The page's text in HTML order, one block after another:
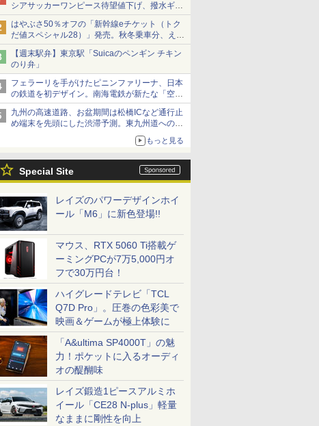
シアサッカーワンピース待望値下げ、撥水ギア
ショーツは1990円に
はやぶさ50％オフの「新幹線eチケット（トク
だ値スペシャル28）」発売。秋冬乗車分、えき
ねっと限定
【週末駅弁】東京駅「Suicaのペンギン チキン
のり弁」
フェラーリを手がけたピニンファリーナ、日本
の鉄道を初デザイン。南海電鉄が新たな「空港
特急」をなにわ筋線へ導入
九州の高速道路、お盆期間は松橋ICなど通行止
め端末を先頭にした渋滞予測。東九州道への迂
もっと見る
Special Site
レイズのパワーデザインホイ
ール「M6」に新色登場!!
マウス、RTX 5060 Ti搭載ゲ
ーミングPCが7万5,000円オ
フで30万円台！
ハイグレードテレビ「TCL
Q7D Pro」。圧巻の色彩美で
映画＆ゲームが極上体験に
「A&ultima SP4000T」の魅
力！ポケットに入るオーディ
オの醍醐味
レイズ鍛造1ピースアルミホ
イール「CE28 N-plus」軽量
なままに剛性を向上